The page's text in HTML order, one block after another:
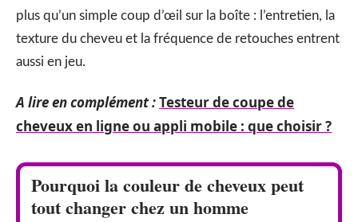
plus qu’un simple coup d’œil sur la boîte : l’entretien, la
texture du cheveu et la fréquence de retouches entrent
aussi en jeu.
A lire en complément :Testeur de coupe de
cheveux en ligne ou appli mobile : que choisir ?
Pourquoi la couleur de cheveux peut
tout changer chez un homme